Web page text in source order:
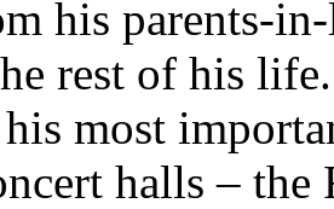
his parents-
rest of his
most
halls –